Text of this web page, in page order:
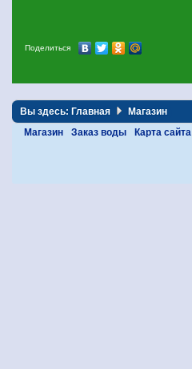
Поделиться
Вы здесь: Главная
Магазин
Магазин
Заказ воды Карта сайта